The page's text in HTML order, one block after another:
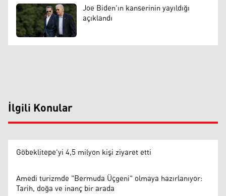
Joe Biden'ın kanserinin yayıldığı
açıklandı
İlgili Konular
Göbeklitepe'yi 4,5 milyon kişi ziyaret etti
Amedi turizmde "Bermuda Üçgeni" olmaya hazırlanıyor:
Tarih, doğa ve inanç bir arada